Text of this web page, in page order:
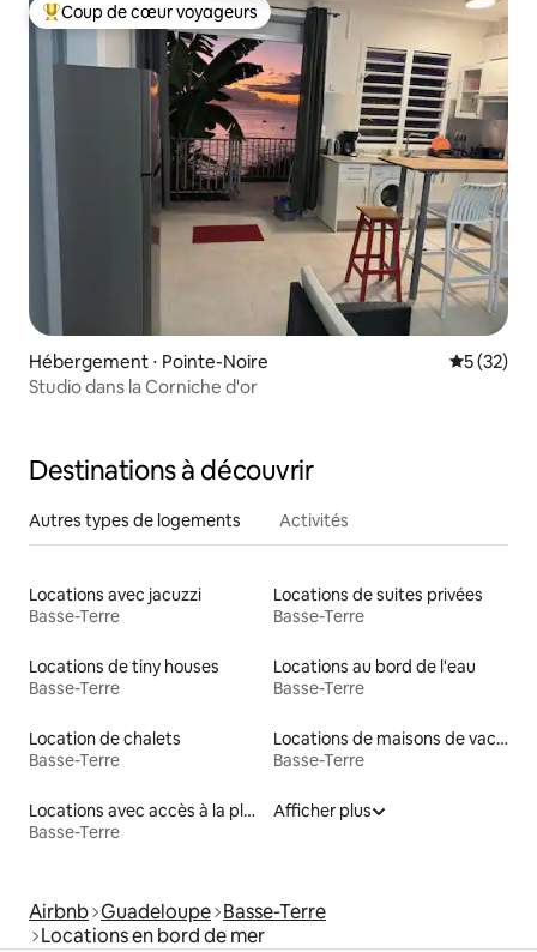
Coups de cœur voyageurs les plus appréciés
Coup de cœur voyageurs
Hébergement ⋅ Pointe-Noire
5 (32)
Studio dans la Corniche d'or
Destinations à découvrir
Autres types de logements Activités
Locations avec jacuzzi
Basse-Terre
Locations de suites privées
Basse-Terre
Locations de tiny houses
Basse-Terre
Locations au bord de l'eau
Basse-Terre
Location de chalets
Basse-Terre
Locations de maisons de vacances
Basse-Terre
Locations avec accès à la plage
Basse-Terre
Afficher plus
Airbnb Guadeloupe Basse-Terre
Locations en bord de mer